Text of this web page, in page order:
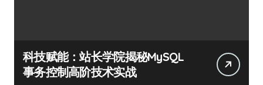
科技赋能：站长学院揭秘MySQL
事务控制高阶技术实战